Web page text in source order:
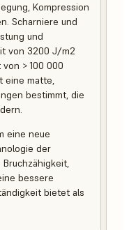
Kompression
Scharniere und
und
von 3200 J/m2
> 100 000
eine matte,
bestimmt, die
eine neue
der
bessere
bietet als